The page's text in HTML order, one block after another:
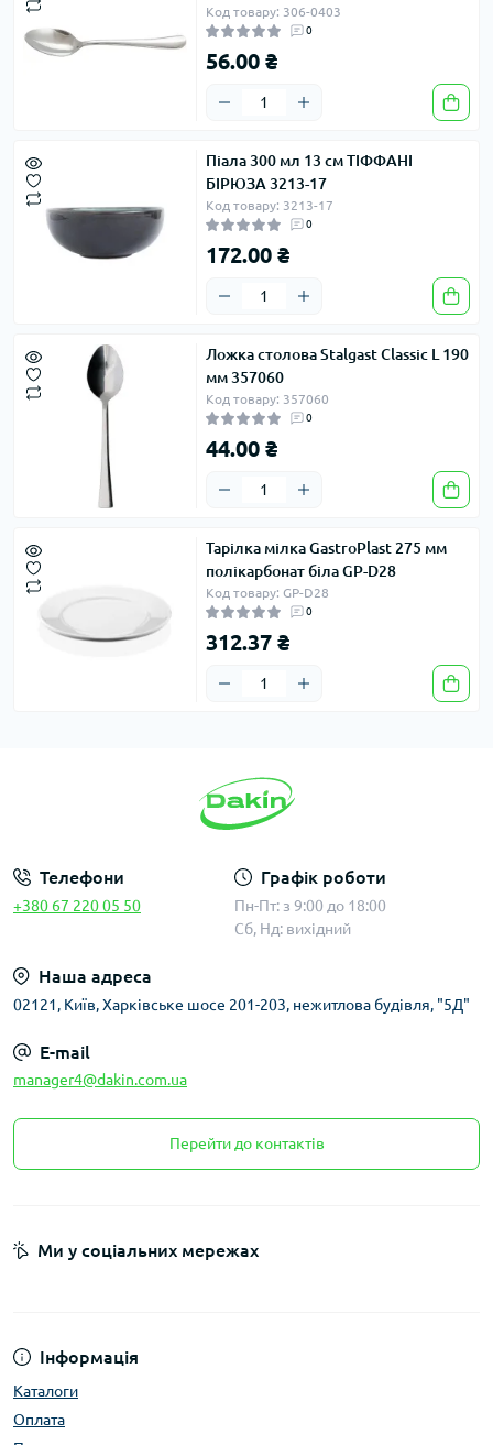
Код товару: 306-0403
0
56.00 ₴
Піала 300 мл 13 см ТІФФАНІ
БІРЮЗА 3213-17
Код товару: 3213-17
0
172.00 ₴
Ложка столова Stalgast Classic L 190
мм 357060
Код товару: 357060
0
44.00 ₴
Тарілка мілка GastroPlast 275 мм
полікарбонат біла GP-D28
Код товару: GP-D28
0
312.37 ₴
Телефони
+380 67 220 05 50
Графік роботи
Пн-Пт: з 9:00 до 18:00
Сб, Нд: вихідний
Наша адреса
02121, Київ, Харківське шосе 201-203, нежитлова будівля, "5Д"
E-mail
manager4@dakin.com.ua
Перейти до контактів
Інформація
Каталоги
Оплата
Ми у соціальних мережах